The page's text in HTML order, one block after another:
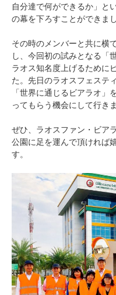
自分達で何ができるか」と
の幕を下ろすことができまし
その時のメンバーと共に横
し、今回初の試みとなる「
ラオス知名度上げるために
た。先日のラオスフェステ
「世界に通じるビアラオ」
ってもらう機会にして行きま
ぜひ、ラオスファン・ビア
公園に足を運んで頂ければ
す。